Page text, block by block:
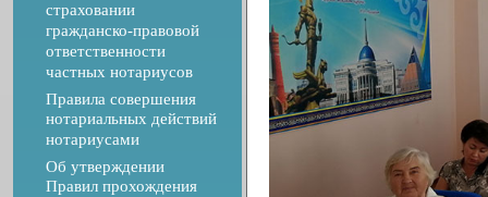
страховании
гражданско-правовой
ответственности
частных нотариусов
Правила совершения
нотариальных действий
нотариусами
Об утверждении
Правил прохождения